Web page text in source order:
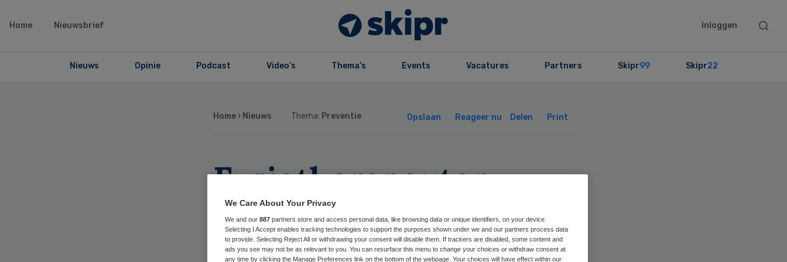
Home Nieuwsbrief Inloggen
Search
Nieuws Opinie Podcast Video’s Thema’s Events Vacatures Partners Skipr99 Skipr22
Home › Nieuws Thema: Preventie Opslaan Reageer nu Delen Print
Fysiotherapeuten
blijven voorlopig op
afstand behandelen
We Care About Your Privacy
We and our 887 partners store and access personal data, like browsing data or unique identifiers, on your device.
Selecting I Accept enables tracking technologies to support the purposes shown under we and our partners process data
to provide. Selecting Reject All or withdrawing your consent will disable them. If trackers are disabled, some content and
ads you see may not be as relevant to you. You can resurface this menu to change your choices or withdraw consent at
any time by clicking the Manage Preferences link on the bottom of the webpage. Your choices will have effect within our